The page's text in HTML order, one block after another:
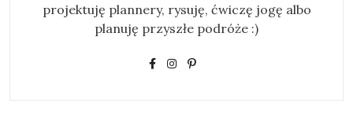
projektuję plannery, rysuję, ćwiczę jogę albo
planuję przyszłe podróże :)